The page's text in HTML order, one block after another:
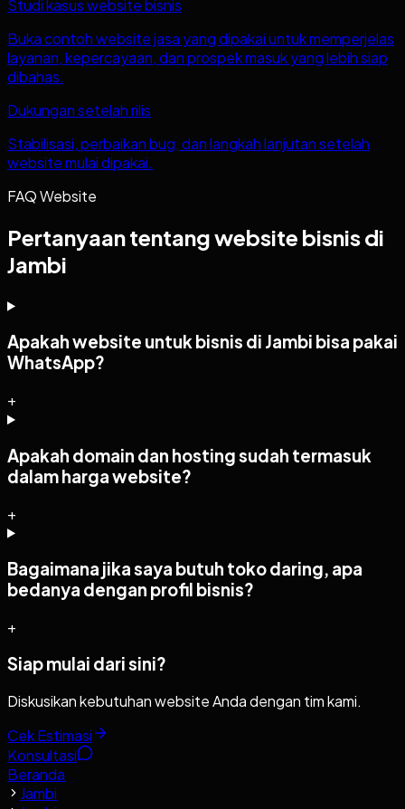
Studi kasus website bisnis
Buka contoh website jasa yang dipakai untuk memperjelas
layanan, kepercayaan, dan prospek masuk yang lebih siap
dibahas.
Dukungan setelah rilis
Stabilisasi, perbaikan bug, dan langkah lanjutan setelah
website mulai dipakai.
FAQ Website
Pertanyaan tentang website bisnis di
Jambi
Apakah website untuk bisnis di Jambi bisa pakai
WhatsApp?
+
Apakah domain dan hosting sudah termasuk
dalam harga website?
+
Bagaimana jika saya butuh toko daring, apa
bedanya dengan profil bisnis?
+
Siap mulai dari sini?
Diskusikan kebutuhan website Anda dengan tim kami.
Cek Estimasi
Konsultasi
Beranda
Jambi